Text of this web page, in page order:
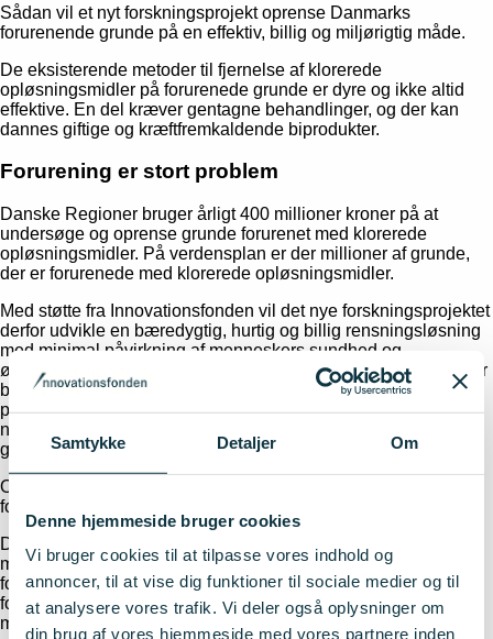
Samtykke Detaljer Om
Denne hjemmeside bruger cookies
Vi bruger cookies til at tilpasse vores indhold og
annoncer, til at vise dig funktioner til sociale medier og til
at analysere vores trafik. Vi deler også oplysninger om
din brug af vores hjemmeside med vores partnere inden
Sådan vil et nyt forskningsprojekt oprense Danmarks
forurenende grunde på en effektiv, billig og miljørigtig måde.
De eksisterende metoder til fjernelse af klorerede
opløsningsmidler på forurenede grunde er dyre og ikke altid
effektive. En del kræver gentagne behandlinger, og der kan
dannes giftige og kræftfremkaldende biprodukter.
Forurening er stort problem
Danske Regioner bruger årligt 400 millioner kroner på at
undersøge og oprense grunde forurenet med klorerede
opløsningsmidler. På verdensplan er der millioner af grunde,
der er forurenede med klorerede opløsningsmidler.
Med støtte fra Innovationsfonden vil det nye forskningsprojektet
derfor udvikle en bæredygtig, hurtig og billig rensningsløsning
med minimal påvirkning af menneskers sundhed og
økosystemer. De naturligt forekommende og ugiftige materialer
benkul og grøn rust (jernhydroxider) er udgangspunktet for at
producere en højaktiv katalysator, som forventes effektivt at
nedbryde klorerede opløsningsmidler i forurenet jord og
grundvand.
Oprensningsmetoden forventes at kunne øge antallet af
forurenede grunde, som bliver oprenset.
Dermed vil den udkonkurrere mindre bæredygtige og dyrere
metoder. Samfundet vil hurtigere kunne bruge tidligere
forurenede grunde til bebyggelse og andre aktiviteter,
forurening af drikkevand mindskes, og negative effekter på
menneskers sundhed og økosystemer begrænses.